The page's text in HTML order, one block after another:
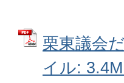
栗東議会
イル: